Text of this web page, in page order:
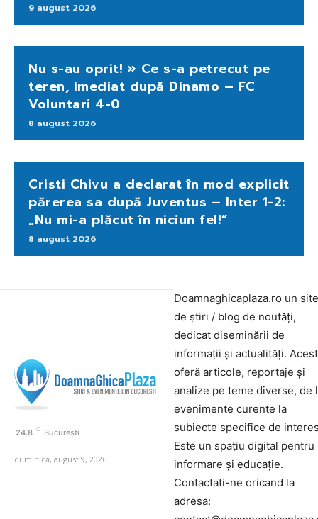
9 august 2026
Nu s-au oprit! » Ce s-a petrecut pe
teren, imediat după Dinamo – FC
Voluntari 4-0
8 august 2026
Cristi Chivu a declarat în mod explicit
părerea sa după Juventus – Inter 1-2:
„Nu mi-a plăcut în niciun fel!”
8 august 2026
24.8 C București
duminică, august 9, 2026
Doamnaghicaplaza.ro un site
de știri / blog de noutăți,
dedicat diseminării de
informații și actualități.
oferă articole, reportaje și
analize pe teme diverse, de
evenimente curente la
subiecte specifice de
Este un spațiu digital pentru
informare și educație.
Contactati-ne oricand la
adresa: